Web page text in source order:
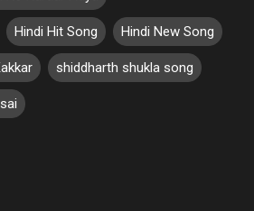
Hindi Hit Song Hindi New Song
shiddharth shukla song